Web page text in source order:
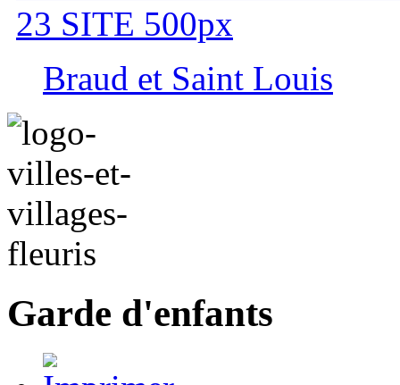
Braud et Saint Louis
Garde d'enfants